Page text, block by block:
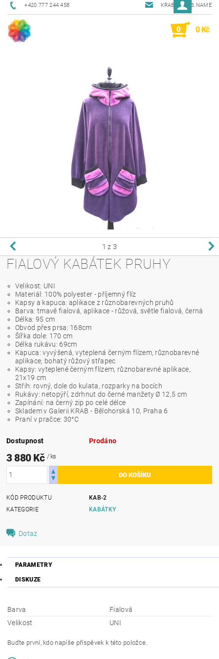
+420 777 244 458 KRAB@KRAB.NAME
0 0 Kč
1 z 3
FIALOVÝ KABÁTEK PRUHY
Velikost: UNI
Materiál: 100% polyester - příjemný flíz
Kapsy a kapuca: aplikace z různobarevných pruhů
Barva: tmavě fialová, aplikace - růžová, světle fialová, černá
Délka: 95 cm
Obvod přes prsa: 168cm
Šířka dole: 170 cm
Délka rukávu: 69cm
Kapuca: vyvýšená, vyteplená černým flízem, různobarevné
aplikace, bohatý růžový střapec
Kapsy: vyteplené černým flízem, různobarevné aplikace,
21x19 cm
Střih: rovný, dole do kulata, rozparky na bocích
Rukávy: netopýří, zdrhnut do černé manžety Ø 12,5 cm
Zapínání: na černý zip po celé délce
Skladem v Galerii KRAB - Bělohorská 10, Praha 6
Praní v pračce: 30°C
Dostupnost Prodáno
3 880 Kč / ks
KÓD PRODUKTU
KAB-2
KATEGORIE
KABÁTKY
Dotaz
PARAMETRY
DISKUZE
Barva
Fialová
Velikost
UNI
Buďte první, kdo napíše příspěvek k této položce.